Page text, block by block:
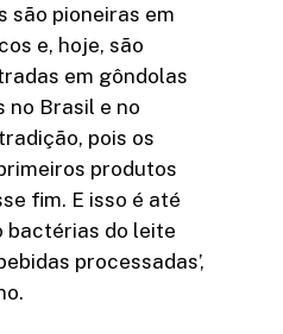
são pioneiras em
e, hoje, são
em gôndolas
no Brasil e no
pois os
produtos
fim. E isso é até
bactérias do leite
processadas’,